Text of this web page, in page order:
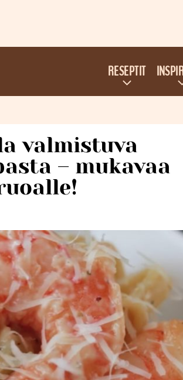
RESEPTIT
valmistuva
– mukavaa